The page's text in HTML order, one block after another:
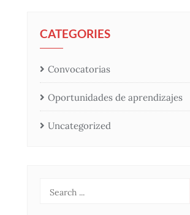
CATEGORIES
Convocatorias
Oportunidades de aprendizajes
Uncategorized